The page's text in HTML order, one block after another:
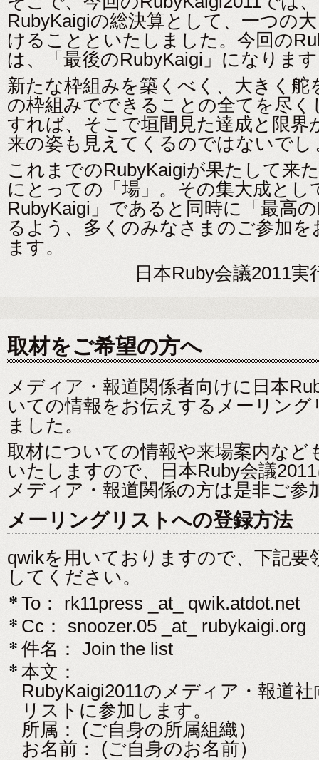
RubyKaigiの総決算として、一つの
けることといたしました。今回の
は、「最後のRubyKaigi」になりま
新たな枠組みを築くべく、大きく舵
の枠組みでできることの全てを尽
すれば、そこで垣間見た達成と限界
来の姿も見えてくるのではないでし
これまでのRubyKaigiが果たして来
にとっての「場」。その集大成とし
RubyKaigi」であると同時に「最高
るよう、多くのみなさまのご参加を
ます。
日本Ruby会議2011
取材をご希望の方へ
メディア・報道関係者向けに日本
いての情報をお伝えするメーリン
ました。
取材についての情報や来場案内など
いたしますので、日本Ruby会議
メディア・報道関係の方は是非ご参
メーリングリストへの登録方法
qwikを用いておりますので、下記要
してください。
To： rk11press _at_ qwik.atdot.net
Cc： snoozer.05 _at_ rubykaigi.org
件名： Join the list
本文：
RubyKaigi2011のメディア・報道
リストに参加します。
所属： (ご自身の所属組織）
お名前： (ご自身のお名前）